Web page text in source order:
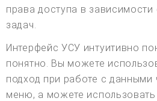
права доступа в
задач.
Интерфейс УСУ интуитивно
понятно. Вы можете
подход при работе с данными
меню, а можете использовать